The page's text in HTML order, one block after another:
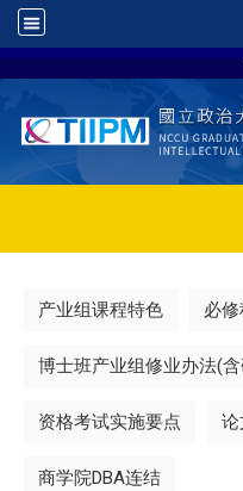
产业组课程特色 必
博士班产业组修业办法(
资格考试实施要点 论
商学院DBA连结